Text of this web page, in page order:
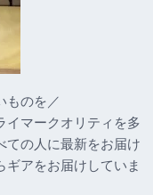
ものを／
イマークオリティを多
ての人に最新をお届け
ギアをお届けしていま